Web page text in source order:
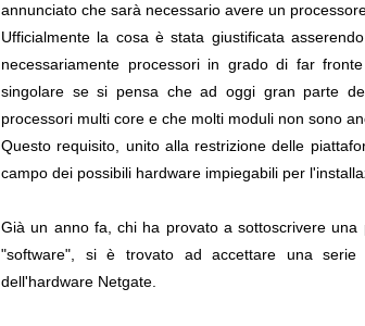
annunciato che sarà necessario avere un
Ufficialmente la cosa è stata giustificata
necessariamente processori in grado di far
singolare se si pensa che ad oggi gran parte
processori multi core e che molti moduli non sono
Questo requisito, unito alla restrizione delle
campo dei possibili hardware impiegabili per
Già un anno fa, chi ha provato a sottoscrivere
"software", si è trovato ad accettare una serie
dell'hardware Netgate.